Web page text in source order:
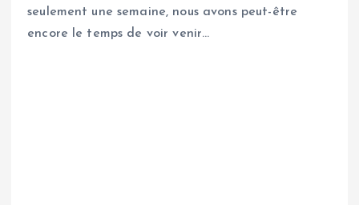
seulement une semaine, nous avons peut-être
encore le temps de voir venir…